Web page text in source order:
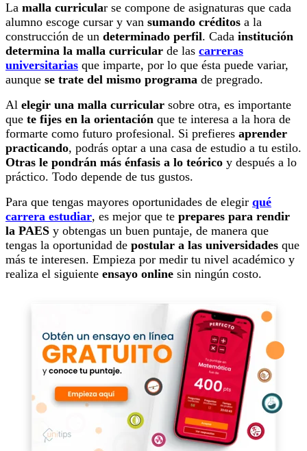
La malla curricular se compone de asignaturas que cada
alumno escoge cursar y van sumando créditos a la
construcción de un determinado perfil. Cada institución
determina la malla curricular de las carreras
universitarias que imparte, por lo que ésta puede variar,
aunque se trate del mismo programa de pregrado.
Al elegir una malla curricular sobre otra, es importante
que te fijes en la orientación que te interesa a la hora de
formarte como futuro profesional. Si prefieres aprender
practicando, podrás optar a una casa de estudio a tu estilo.
Otras le pondrán más énfasis a lo teórico y después a lo
práctico. Todo depende de tus gustos.
Para que tengas mayores oportunidades de elegir qué
carrera estudiar, es mejor que te prepares para rendir
la PAES y obtengas un buen puntaje, de manera que
tengas la oportunidad de postular a las universidades que
más te interesen. Empieza por medir tu nivel académico y
realiza el siguiente ensayo online sin ningún costo.